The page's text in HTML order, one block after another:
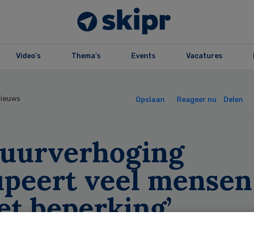
Video’s Thema’s Events Vacatures
Opslaan Reageer nu Delen
veel mensen
beperking’